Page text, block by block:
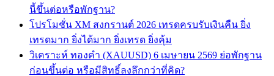
นี้ขึ้นต่อหรือพักฐาน?
โปรโมชั่น XM สงกรานต์ 2026 เทรดครบรับเงินคืน ยิ่ง
เทรดมาก ยิ่งได้มาก ยิ่งเทรด ยิ่งคุ้ม
วิเคราะห์ ทองคำ (XAUUSD) 6 เมษายน 2569 ย่อพักฐาน
ก่อนขึ้นต่อ หรือมีสิทธิ์ลงลึกกว่าที่คิด?